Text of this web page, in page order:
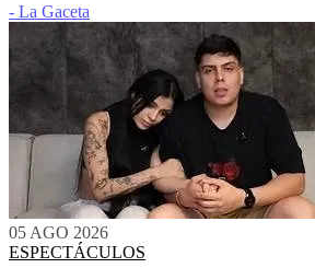
- La Gaceta
05 AGO 2026
ESPECTÁCULOS